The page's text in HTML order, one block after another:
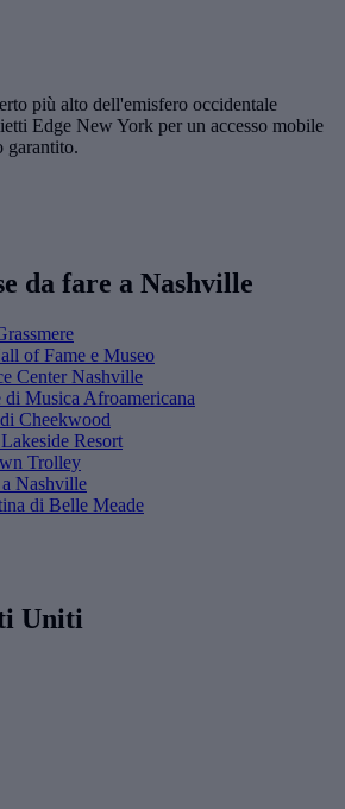
più alto dell'emisfero occidentale
Edge New York per un accesso mobile
garantito.
da fare a Nashville
of Fame e Museo
Center Nashville
Musica Afroamericana
Cheekwood
Resort
Trolley
Nashville
di Belle Meade
Uniti